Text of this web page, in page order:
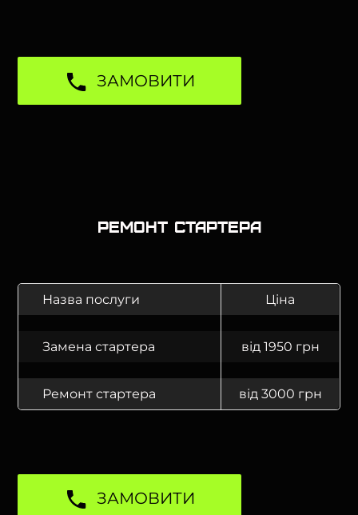
ЗАМОВИТИ
Ремонт стартера
Назва послуги Ціна
Замена стартера від 1950 грн
Ремонт стартера від 3000 грн
ЗАМОВИТИ